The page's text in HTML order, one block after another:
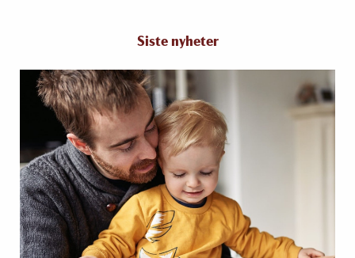
Siste nyheter